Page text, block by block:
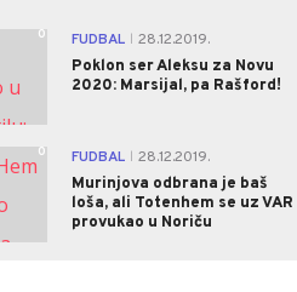
0 FUDBAL
28.12.2019.
Poklon ser Aleksu za Novu
2020: Marsijal, pa Rašford!
0 FUDBAL
28.12.2019.
Murinjova odbrana je baš
loša, ali Totenhem se uz VAR
provukao u Noriču